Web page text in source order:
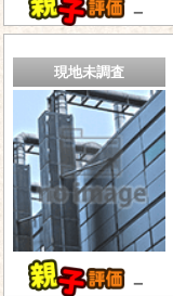
－
現地未調査
－